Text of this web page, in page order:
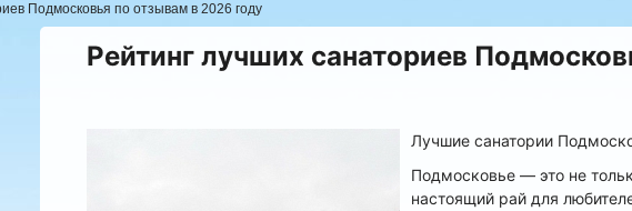
Подмосковья по отзывам в 2026 году
Рейтинг лучших санаториев
Лучшие санатории
Подмосковье — это не
настоящий рай для